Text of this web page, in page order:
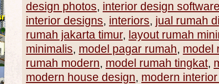
design photos, interior design
interior designs, interiors, jual rumah
rumah jakarta timur, layout rumah
minimalis, model pagar rumah, model
rumah modern, model rumah tingkat,
modern house design, modern